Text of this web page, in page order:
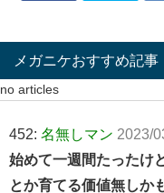
メガニケおすすめ記事
no articles
452: 名無しマン 2023/
始めて一週間たったけ
とか育てる価値無しか